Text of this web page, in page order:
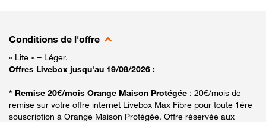
Conditions de l'offre
« Lite » = Léger.
Offres Livebox jusqu'au 19/08/2026 :
* Remise 20€/mois Orange Maison Protégée : 20€/mois de
remise sur votre offre internet Livebox Max Fibre pour toute 1ère
souscription à Orange Maison Protégée. Offre réservée aux